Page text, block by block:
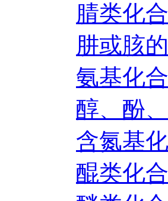
腈类化
肼或胲
氨基化
醇、酚
含氮基
醌类化